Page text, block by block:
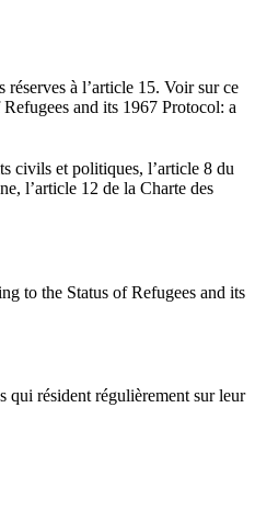
à l’article 15. Voir sur ce
and its 1967 Protocol: a
civils et politiques, l’article 8 du
l’article 12 de la Charte des
to the Status of Refugees and its
qui résident régulièrement sur leur